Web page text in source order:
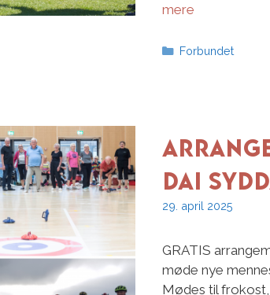
mere
Kategorier
Forbundet
DAI
29. april 2025
GRATIS
møde nye
Mødes til